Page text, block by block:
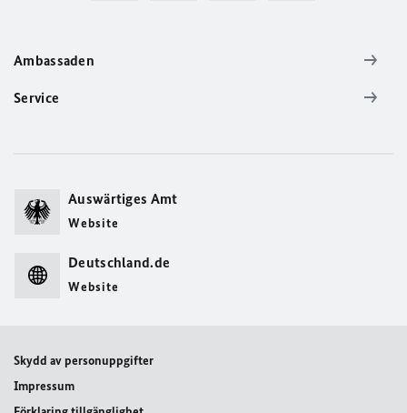
Ambassaden
Service
Auswärtiges Amt
Website
Deutschland.de
Website
Skydd av personuppgifter
Impressum